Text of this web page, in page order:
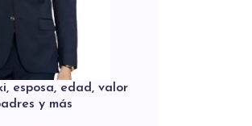
esposa, edad, valor
y más